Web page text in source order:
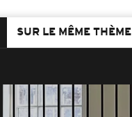
SUR LE MÊME THÈME